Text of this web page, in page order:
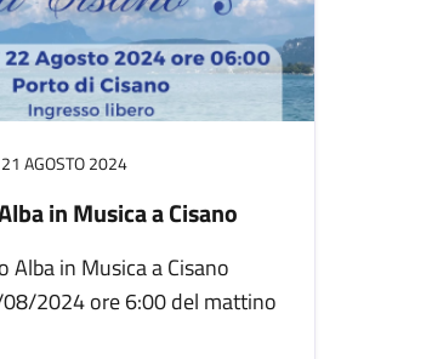
21 AGOSTO 2024
in Musica a Cisano
Alba in Musica a Cisano
2024 ore 6:00 del mattino